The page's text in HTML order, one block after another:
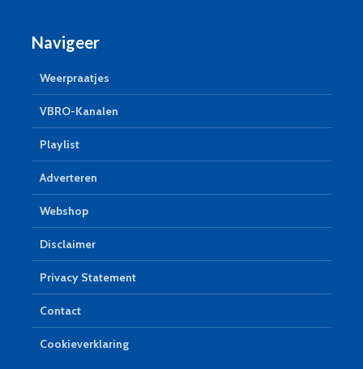
Navigeer
Weerpraatjes
VBRO-Kanalen
Playlist
Adverteren
Webshop
Disclaimer
Privacy Statement
Contact
Cookieverklaring